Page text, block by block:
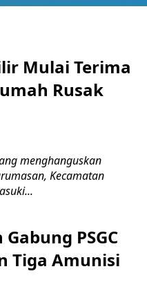
Mulai Terima
Rusak
menghanguskan
Kecamatan
PSGC
Tiga Amunisi